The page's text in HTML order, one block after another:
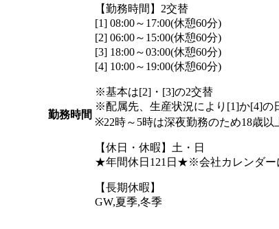
勤務時間
【勤務時間】2交替
[1] 08:00～17:00(休憩60分)
[2] 06:00～15:00(休憩60分)
[3] 18:00～03:00(休憩60分)
[4] 10:00～19:00(休憩60分)
※基本は[2]・[3]の2交替
※配属先、生産状況により[1]か[4]の
※22時～5時は深夜勤務のため18歳以
【休日・休暇】土・日
★年間休日121日★※会社カレンダー
【長期休暇】
GW,夏季,冬季